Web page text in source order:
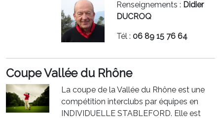
Renseignements : Didier
DUCROQ
Tél :06 89 15 76 64
Coupe Vallée du Rhône
La coupe de la Vallée du Rhône est une
compétition interclubs par équipes en
INDIVIDUELLE STABLEFORD. Elle est